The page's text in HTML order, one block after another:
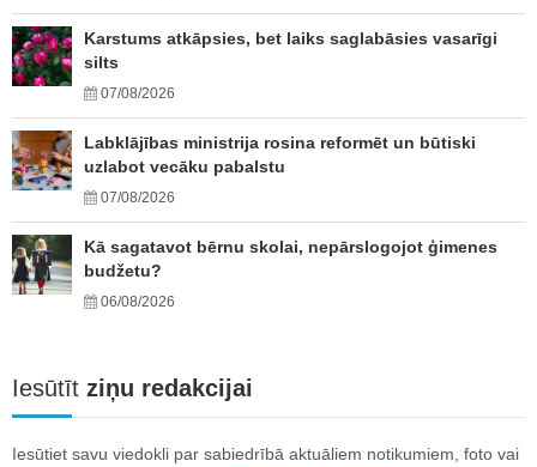
Karstums atkāpsies, bet laiks saglabāsies vasarīgi
silts
07/08/2026
Labklājības ministrija rosina reformēt un būtiski
uzlabot vecāku pabalstu
07/08/2026
Kā sagatavot bērnu skolai, nepārslogojot ģimenes
budžetu?
06/08/2026
Iesūtīt ziņu redakcijai
Iesūtiet savu viedokli par sabiedrībā aktuāliem notikumiem, foto vai